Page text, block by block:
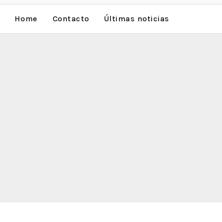
Home Contacto Últimas noticias